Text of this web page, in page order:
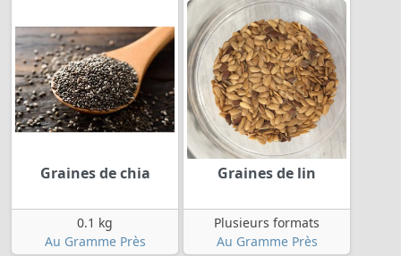
Graines de chia
0.1 kg
Au Gramme Près
Graines de lin
Plusieurs formats
Au Gramme Près